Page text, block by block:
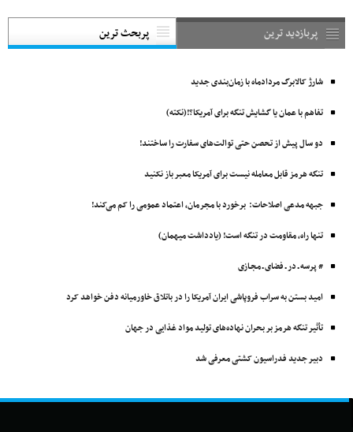
پربازدید ترین پربحث ترین
شارژ کالابرگ مردادماه با زمان‌بندی جدید
تفاهم با عمان یا گشایش تنگه برای آمریکا؟!(نکته)
دو سال پیش از تحصن حتی توالت‌های سفارت را ساختند!
تنگه هرمز قابل معامله نیست برای آمریکا معبر باز نکنید
جبهه مدعی اصلاحات: برخورد با مجرمان، اعتماد عمومی را کم می‌کند!
تنها راه، مقاومت در تنگه است! (یادداشت میهمان)
# پرسه ـ در ـ فضای ـ مجـازی
امید بستن به سراب فروپاشی ایران آمریکا را در باتلاق خاورمیانه دفن خواهد کرد
تأثیر تنگه هرمز بر بحران نهاده‌های تولید مواد غذایی در جهان
دبیر جدید فدراسیون کشتی معرفی شد